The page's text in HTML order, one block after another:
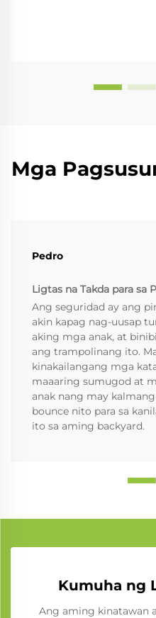
Mga
Pedro
Ligtas na Takda para sa
Ang seguridad ay ang
akin kapag nag-uusap
aking mga anak, at
ang trampolinang ito.
kinakailangang mga
maaaring sumugod at
anak nang may
bounce nito para sa
ito sa aming backyard.
Kumuha ng
Ang aming kinatawan